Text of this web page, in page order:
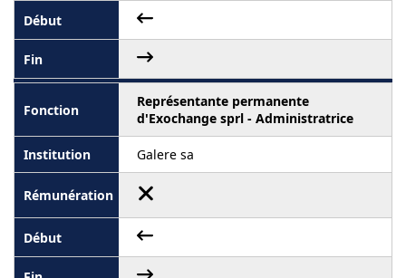
Représentante permanente
d'Exochange sprl - Administratrice
Galere sa